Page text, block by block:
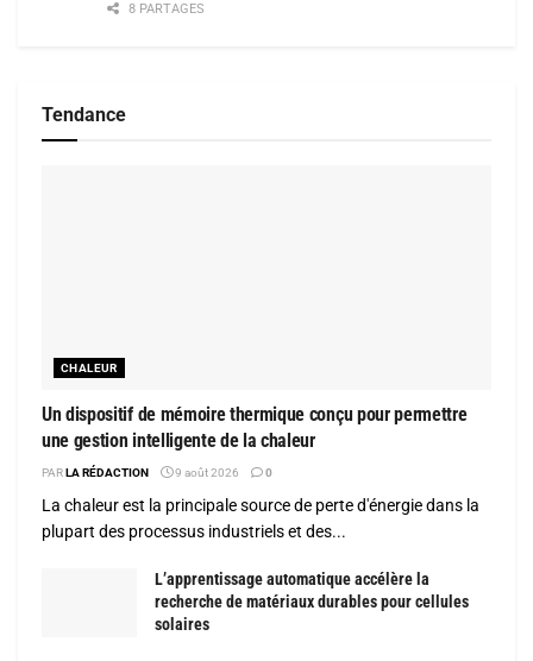
8 PARTAGES
Tendance
CHALEUR
Un dispositif de mémoire thermique conçu pour permettre
une gestion intelligente de la chaleur
PAR LA RÉDACTION 9 août 2026 0
La chaleur est la principale source de perte d'énergie dans la
plupart des processus industriels et des...
L’apprentissage automatique accélère la
recherche de matériaux durables pour cellules
solaires